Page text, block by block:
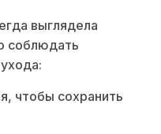
выглядела
соблюдать
чтобы сохранить